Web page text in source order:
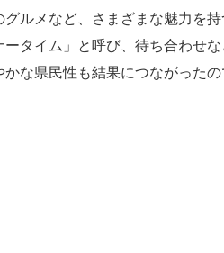
グルメなど、さまざまな魅力を
ータイム」と呼び、待ち合わせ
かな県民性も結果につながったの